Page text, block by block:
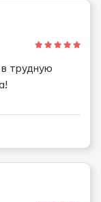
трудную